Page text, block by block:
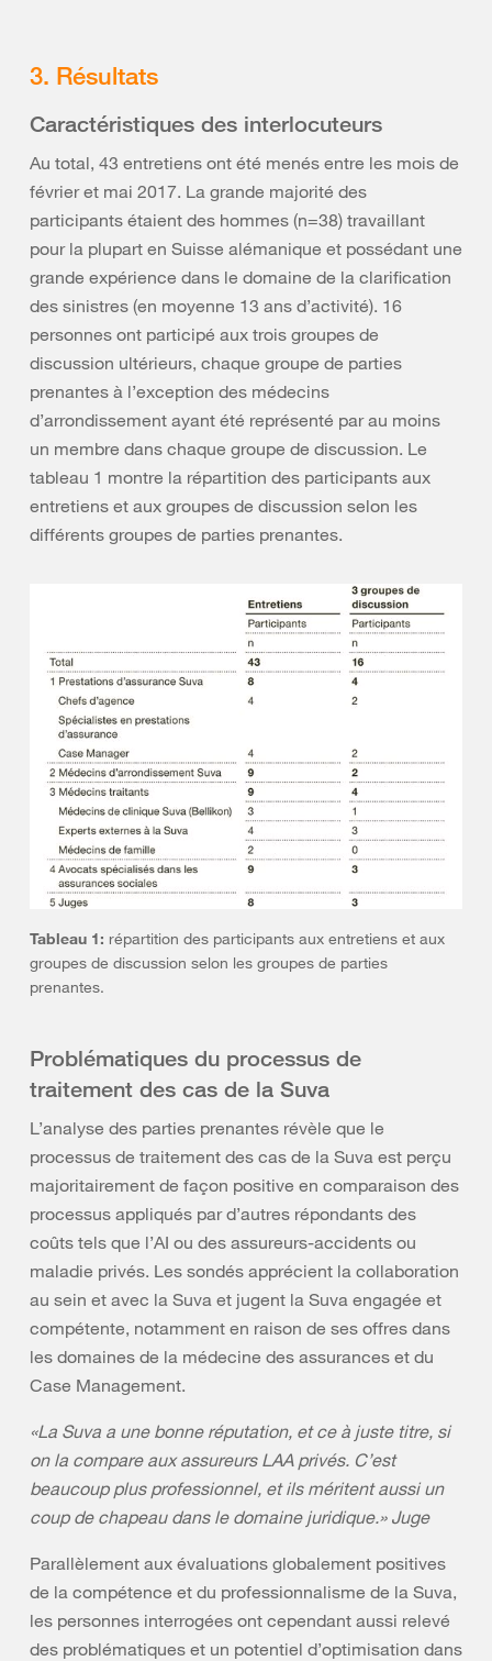
3. Résultats
Caractéristiques des interlocuteurs
Au total, 43 entretiens ont été menés entre les mois de
février et mai 2017. La grande majorité des
participants étaient des hommes (n=38) travaillant
pour la plupart en Suisse alémanique et possédant une
grande expérience dans le domaine de la clarification
des sinistres (en moyenne 13 ans d’activité). 16
personnes ont participé aux trois groupes de
discussion ultérieurs, chaque groupe de parties
prenantes à l’exception des médecins
d’arrondissement ayant été représenté par au moins
un membre dans chaque groupe de discussion. Le
tableau 1 montre la répartition des participants aux
entretiens et aux groupes de discussion selon les
différents groupes de parties prenantes.
Tableau 1: répartition des participants aux entretiens et aux
groupes de discussion selon les groupes de parties
prenantes.
Problématiques du processus de
traitement des cas de la Suva
L’analyse des parties prenantes révèle que le
processus de traitement des cas de la Suva est perçu
majoritairement de façon positive en comparaison des
processus appliqués par d’autres répondants des
coûts tels que l’AI ou des assureurs-accidents ou
maladie privés. Les sondés apprécient la collaboration
au sein et avec la Suva et jugent la Suva engagée et
compétente, notamment en raison de ses offres dans
les domaines de la médecine des assurances et du
Case Management.
«La Suva a une bonne réputation, et ce à juste titre, si
on la compare aux assureurs LAA privés. C’est
beaucoup plus professionnel, et ils méritent aussi un
coup de chapeau dans le domaine juridique.» Juge
Parallèlement aux évaluations globalement positives
de la compétence et du professionnalisme de la Suva,
les personnes interrogées ont cependant aussi relevé
des problématiques et un potentiel d’optimisation dans